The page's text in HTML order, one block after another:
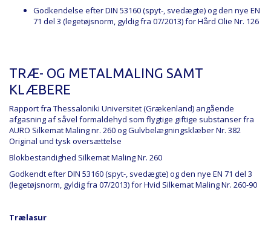
Godkendelse efter DIN 53160 (spyt-, svedægte) og den nye EN
71 del 3 (legetøjsnorm, gyldig fra 07/2013) forHård Olie Nr. 126
TRÆ- OG METALMALING SAMT
KLÆBERE
Rapport fra Thessaloniki Universitet(Grækenland) angående
afgasning af såvel formaldehyd som flygtige giftige substanser fra
AURO Silkemat Maling nr. 260 og Gulvbelægningsklæber Nr. 382
Original und tysk oversættelse
Blokbestandighed Silkemat Maling Nr. 260
Godkendt efter DIN 53160 (spyt-, svedægte) og den nye EN 71 del 3
(legetøjsnorm, gyldig fra 07/2013) forHvid Silkemat Maling Nr. 260-90
Trælasur